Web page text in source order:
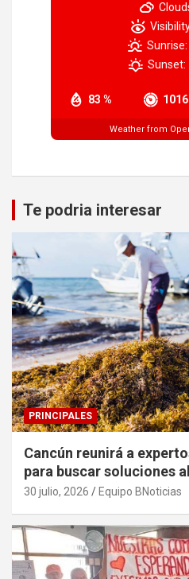
83 %
Sunrise:
Sunset:
Weather from
Te podria interesar
PRINCIPALES
Cancún reunirá a
para buscar soluciones
sargazo
30 julio, 2026 Equipo BNoticias